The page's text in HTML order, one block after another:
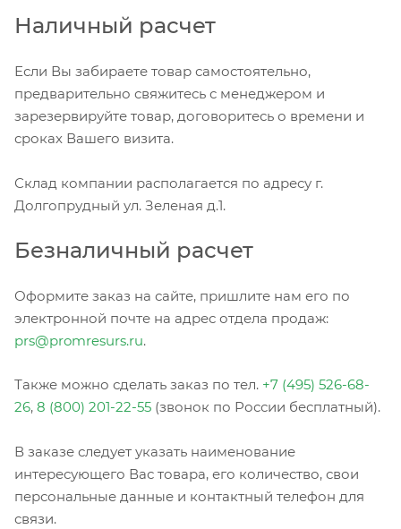
Наличный расчет
Если Вы забираете товар самостоятельно,
предварительно свяжитесь с менеджером и
зарезервируйте товар, договоритесь о времени и
сроках Вашего визита.
Склад компании располагается по адресу г.
Долгопрудный ул. Зеленая д.1.
Безналичный расчет
Оформите заказ на сайте, пришлите нам его по
электронной почте на адрес отдела продаж:
prs@promresurs.ru.
Также можно сделать заказ по тел. +7 (495) 526-68-
26, 8 (800) 201-22-55 (звонок по России бесплатный).
В заказе следует указать наименование
интересующего Вас товара, его количество, свои
персональные данные и контактный телефон для
связи.